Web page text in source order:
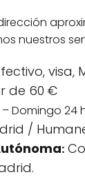
nuestros
visa,
de 60 €
– Domingo 24
/
: